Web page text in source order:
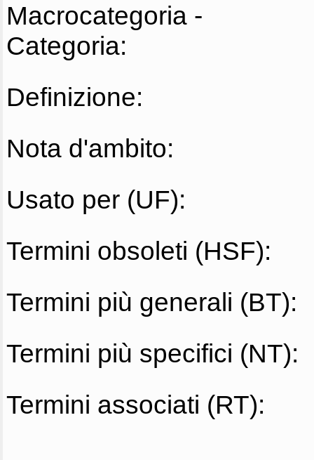
Macrocategoria -
Categoria:
Definizione:
Nota d'ambito:
Usato per (UF):
Termini obsoleti (HSF):
Termini più generali (BT):
Termini più specifici (NT):
Termini associati (RT):